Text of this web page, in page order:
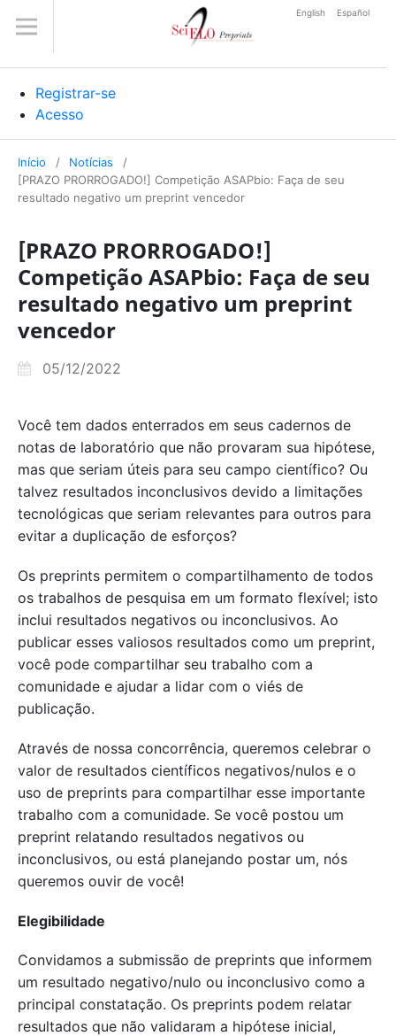
Registrar-se
Acesso
English Español
Início / Notícias
/
[PRAZO PRORROGADO!] Competição ASAPbio: Faça de seu
resultado negativo um preprint vencedor
[PRAZO PRORROGADO!]
Competição ASAPbio: Faça de seu
resultado negativo um preprint
vencedor
05/12/2022
Você tem dados enterrados em seus cadernos de
notas de laboratório que não provaram sua hipótese,
mas que seriam úteis para seu campo científico? Ou
talvez resultados inconclusivos devido a limitações
tecnológicas que seriam relevantes para outros para
evitar a duplicação de esforços?
Os preprints permitem o compartilhamento de todos
os trabalhos de pesquisa em um formato flexível; isto
inclui resultados negativos ou inconclusivos. Ao
publicar esses valiosos resultados como um preprint,
você pode compartilhar seu trabalho com a
comunidade e ajudar a lidar com o viés de
publicação.
Através de nossa concorrência, queremos celebrar o
valor de resultados científicos negativos/nulos e o
uso de preprints para compartilhar esse importante
trabalho com a comunidade. Se você postou um
preprint relatando resultados negativos ou
inconclusivos, ou está planejando postar um, nós
queremos ouvir de você!
Elegibilidade
Convidamos a submissão de preprints que informem
um resultado negativo/nulo ou inconclusivo como a
principal constatação. Os preprints podem relatar
resultados que não validaram a hipótese inicial,